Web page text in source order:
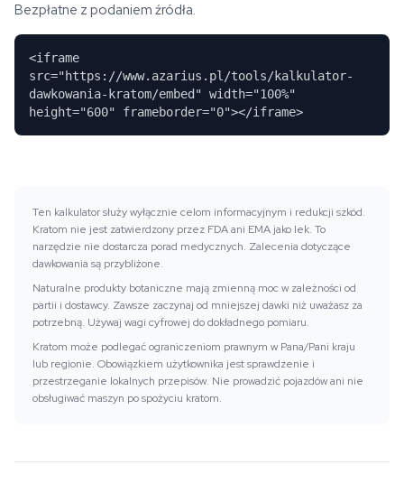
Bezpłatne z podaniem źródła.
<iframe
src="https://www.azarius.pl/tools/kalkulator-
dawkowania-kratom/embed" width="100%"
height="600" frameborder="0"></iframe>
Ten kalkulator służy wyłącznie celom informacyjnym i redukcji szkód.
Kratom nie jest zatwierdzony przez FDA ani EMA jako lek. To
narzędzie nie dostarcza porad medycznych. Zalecenia dotyczące
dawkowania są przybliżone.
Naturalne produkty botaniczne mają zmienną moc w zależności od
partii i dostawcy. Zawsze zaczynaj od mniejszej dawki niż uważasz za
potrzebną. Używaj wagi cyfrowej do dokładnego pomiaru.
Kratom może podlegać ograniczeniom prawnym w Pana/Pani kraju
lub regionie. Obowiązkiem użytkownika jest sprawdzenie i
przestrzeganie lokalnych przepisów. Nie prowadzić pojazdów ani nie
obsługiwać maszyn po spożyciu kratom.